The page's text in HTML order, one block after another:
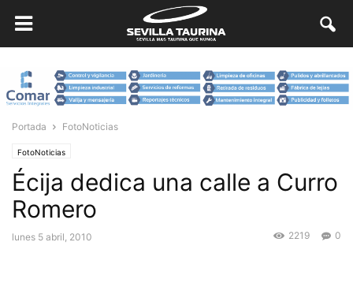
Portada FotoNoticias
FotoNoticias
Écija dedica una calle a Curro
Romero
lunes 5 abril, 2010 0
2219